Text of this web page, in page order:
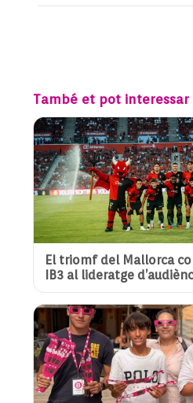
També et pot interessar
El triomf del Mallorca
IB3 al lideratge